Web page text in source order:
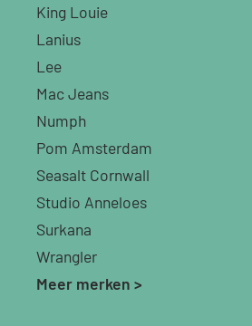
King Louie
Lanius
Lee
Mac Jeans
Numph
Pom Amsterdam
Seasalt Cornwall
Studio Anneloes
Surkana
Wrangler
Meer merken >